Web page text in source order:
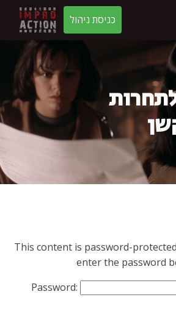
כניסת ניהול
This content is password-
enter the password
Password: